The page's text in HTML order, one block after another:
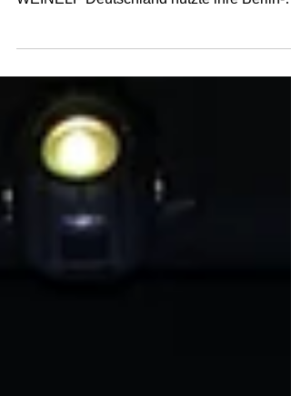
Reise, um ihre Rolle als Botschafterin des
deutschen Weinbaus und als
Netzwerkplattform für Weinwirtschaft,
Wissenschaft und Politik weiter
Unter der Leitung ihres Präsidenten Robert
Lönarz absolvierte die Mannschaft ein
vielseitiges Programm mit politischen
Gesprächen, einem offiziellen Empfang im
Deutschen Bundestag sowie dem